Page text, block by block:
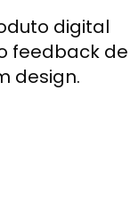
digital
feedback de
design.